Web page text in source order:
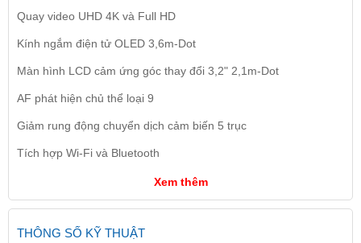
Quay video UHD 4K và Full HD
Kính ngắm điện tử OLED 3,6m-Dot
Màn hình LCD cảm ứng góc thay đổi 3,2" 2,1m-Dot
AF phát hiện chủ thể loại 9
Giảm rung động chuyển dịch cảm biến 5 trục
Tích hợp Wi-Fi và Bluetooth
Xem thêm
THÔNG SỐ KỸ THUẬT